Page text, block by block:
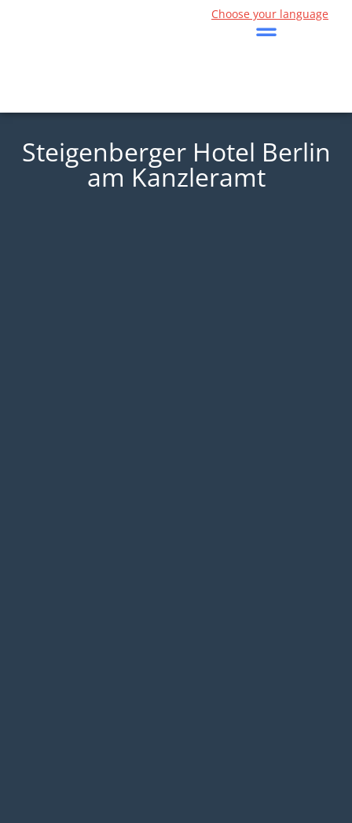
Choose your language
Steigenberger Hotel Berlin
am Kanzleramt